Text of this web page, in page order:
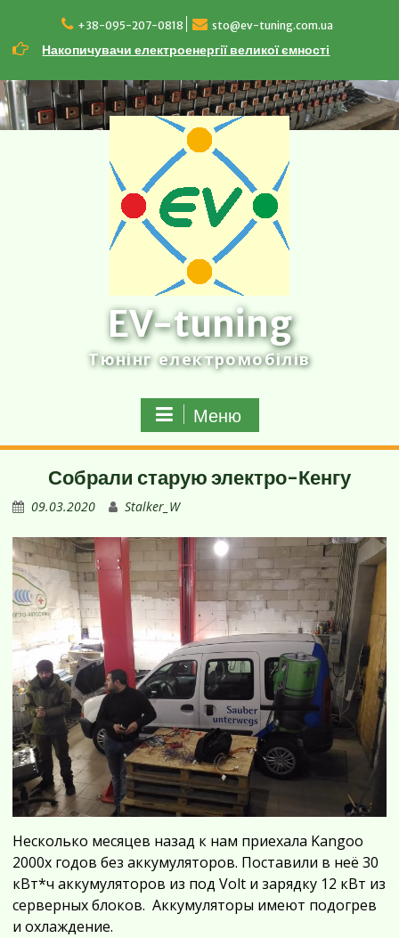
вмісту
+38-095-207-0818 sto@ev-tuning.com.ua
Накопичувачи електроенергії великої ємності
EV-tuning
Тюнінг електромобілів
Меню
Собрали старую электро-Кенгу
09.03.2020 Stalker_W
Несколько месяцев назад к нам приехала Kangoo
2000х годов без аккумуляторов. Поставили в неё 30
кВт*ч аккумуляторов из под Volt и зарядку 12 кВт из
серверных блоков. Аккумуляторы имеют подогрев
и охлаждение.